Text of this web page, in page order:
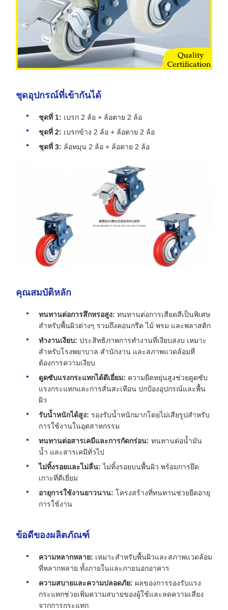
ชุดอุปกรณ์ที่เข้ากันได้
ชุดที่ 1: เบรก 2 ล้อ + ล้อตาย 2 ล้อ
ชุดที่ 2: เบรกข้าง 2 ล้อ + ล้อตาย 2 ล้อ
ชุดที่ 3: ล้อหมุน 2 ล้อ + ล้อตาย 2 ล้อ
คุณสมบัติหลัก
ทนทานต่อการสึกหรอสูง: ทนทานต่อการเสียดสีเป็นพิเศษ
สำหรับพื้นผิวต่างๆ รวมถึงคอนกรีต ไม้ พรม และพลาสติก
ทำงานเงียบ: ประสิทธิภาพการทำงานที่เงียบสงบ เหมาะ
สำหรับโรงพยาบาล สำนักงาน และสภาพแวดล้อมที่
ต้องการความเงียบ
ดูดซับแรงกระแทกได้ดีเยี่ยม: ความยืดหยุ่นสูงช่วยดูดซับ
แรงกระแทกและการสั่นสะเทือน ปกป้องอุปกรณ์และพื้น
ผิว
รับน้ำหนักได้สูง: รองรับน้ำหนักมากโดยไม่เสียรูปสำหรับ
การใช้งานในอุตสาหกรรม
ทนทานต่อสารเคมีและการกัดกร่อน: ทนทานต่อน้ำมัน
น้ำ และสารเคมีทั่วไป
ไม่ทิ้งรอยและไม่ลื่น: ไม่ทิ้งรอยบนพื้นผิว พร้อมการยึด
เกาะที่ดีเยี่ยม
อายุการใช้งานยาวนาน: โครงสร้างที่ทนทานช่วยยืดอายุ
การใช้งาน
ข้อดีของผลิตภัณฑ์
ความหลากหลาย: เหมาะสำหรับพื้นผิวและสภาพแวดล้อม
ที่หลากหลาย ทั้งภายในและภายนอกอาคาร
ความสบายและความปลอดภัย: ผลของการรองรับแรง
กระแทกช่วยเพิ่มความสบายของผู้ใช้และลดความเสี่ยง
จากการกระแทก